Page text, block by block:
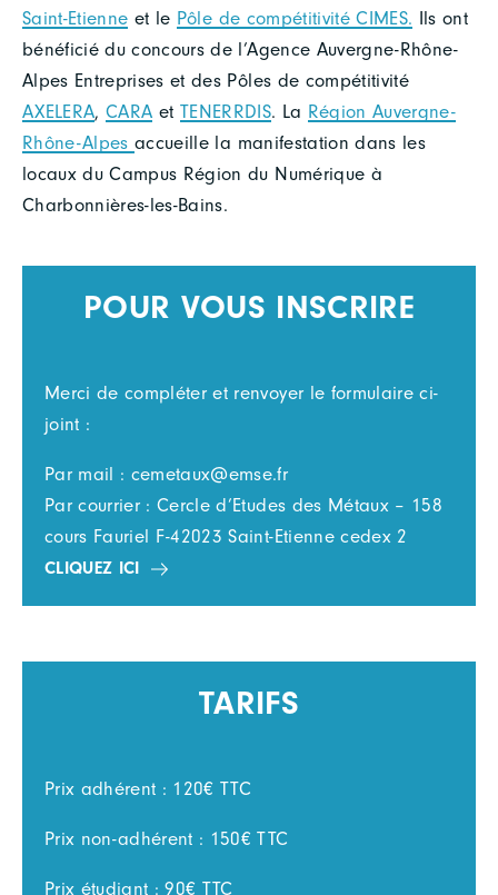
Saint-Etienne et le Pôle de compétitivité CIMES. Ils ont
bénéficié du concours de l’Agence Auvergne-Rhône-
Alpes Entreprises et des Pôles de compétitivité
AXELERA,CARA et TENERRDIS. La Région Auvergne-
Rhône-Alpesaccueille la manifestation dans les
locaux du Campus Région du Numérique à
Charbonnières-les-Bains.
POUR VOUS INSCRIRE
Merci de compléter et renvoyer le formulaire ci-
joint :
Par mail : cemetaux@emse.fr
Par courrier : Cercle d’Etudes des Métaux – 158
cours Fauriel F-42023 Saint-Etienne cedex 2
CLIQUEZ ICI
TARIFS
Prix adhérent : 120€ TTC
Prix non-adhérent : 150€ TTC
Prix étudiant : 90€ TTC